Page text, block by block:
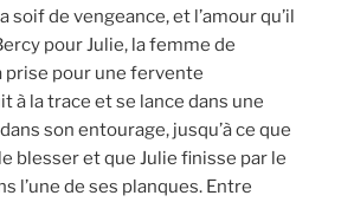
soif de vengeance, et l’amour qu’il
pour Julie, la femme de
prise pour une fervente
à la trace et se lance dans une
son entourage, jusqu’à ce que
blesser et que Julie finisse par le
l’une de ses planques. Entre